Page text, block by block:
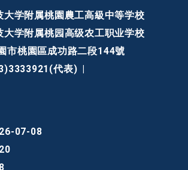
大学附属桃園農工高級中等学校
大学附属桃园高级农工职业学校
市桃園區成功路二段144號
代表)
07-08